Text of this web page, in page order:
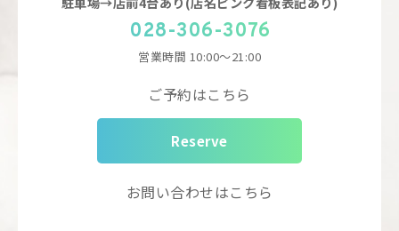
028-306-3076
営業時間 10:00～21:00
ご予約はこちら
Reserve
お問い合わせはこちら